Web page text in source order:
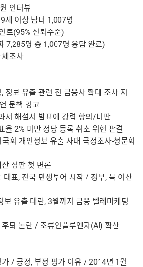
인터뷰
세 이상 남녀 1,007명
트(95% 신뢰수준)
7,285명 중 1,007명 응답 완료)
체조사
정보 유출 관련 전 금융사 확대 조사 지
문책 경고
서 해설서 발표에 강력 항의/비판
율 2% 미만 정당 등록 취소 위헌 판결
회 개인정보 유출 사태 국정조사-청문회
심판 첫 변론
표, 전국 민생투어 시작 / 정부, 북 이산
보 유출 대란, 3월까지 금융 텔레마케팅
퇴 논란 / 조류인플루엔자(AI) 확산
가 / 긍정, 부정 평가 이유 / 2014년 1월